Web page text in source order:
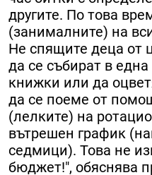
другите. По това
(занималните) на
Не спящите деца от
да се събират в
книжки или да
да се поеме от
(лелките) на
вътрешен график
седмици). Това не
бюджет!", обяснява